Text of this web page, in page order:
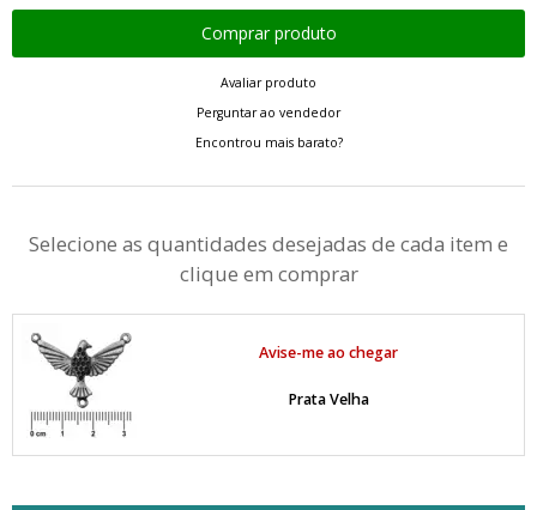
Avaliar produto
Perguntar ao vendedor
Encontrou mais barato?
Selecione as quantidades desejadas de cada item e
clique em comprar
Avise-me ao chegar
Prata Velha